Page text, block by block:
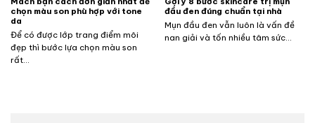
chọn màu son phù hợp với tone
da
Để có được lớp trang điểm môi
đẹp thì bước lựa chọn màu son
rất...
đầu đen đúng chuẩn tại nhà
Mụn đầu đen vẫn luôn là vấn đề
nan giải và tốn nhiều tâm sức...